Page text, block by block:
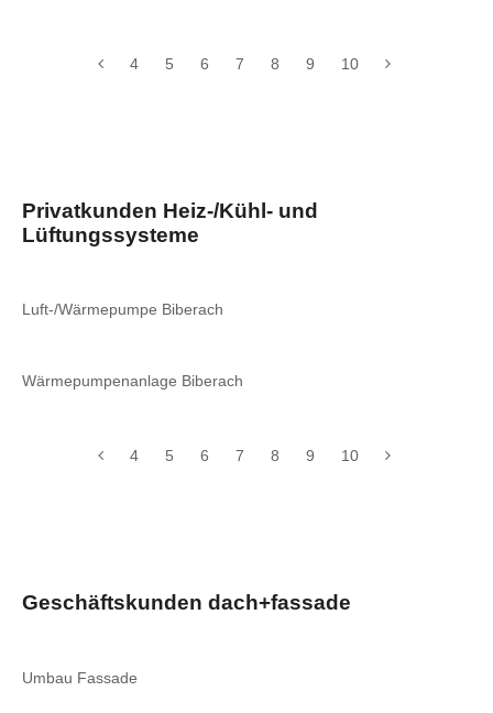
4 5 6 7 8 9 10
Privatkunden Heiz-/Kühl- und
Lüftungssysteme
Luft-/Wärmepumpe Biberach
Wärmepumpenanlage Biberach
4 5 6 7 8 9 10
Geschäftskunden dach+fassade
Umbau Fassade